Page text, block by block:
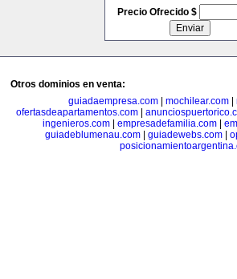
Precio Ofrecido $
Otros dominios en venta:
guiadaempresa.com
mochilear.com
ofertasdeapartamentos.com
ingenieros.com| empresadefamilia.com|
guiadeblumenau.com| guiadewebs.com|